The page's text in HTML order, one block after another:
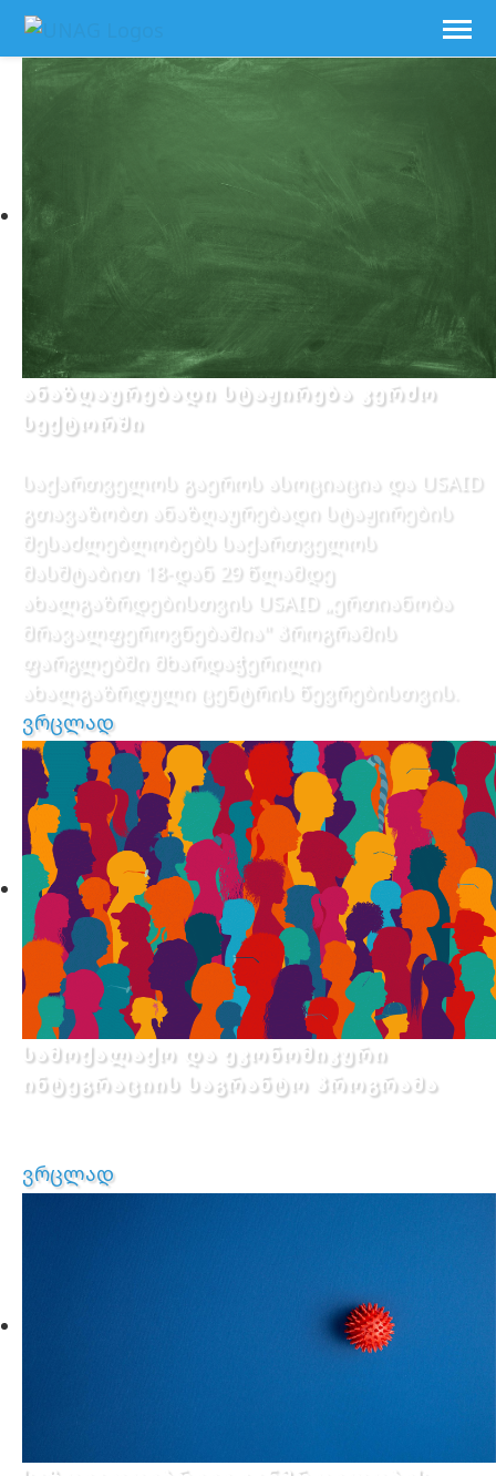
ანაზღაურებადი სტაჟირება კერძო
სექტორში
საქართველოს გაეროს ასოციაცია და USAID
გთავაზობთ ანაზღაურებადი სტაჟირების
შესაძლებლობებს საქართველოს
მასშტაბით 18-დან 29 წლამდე
ახალგაზრდებისთვის USAID „ერთიანობა
მრავალფეროვნებაშია" პროგრამის
ფარგლებში მხარდაჭერილი
ახალგაზრდული ცენტრის წევრებისთვის.
ვრცლად
სამოქალაქო და ეკონომიკური
ინტეგრაციის საგრანტო პროგრამა
ვრცლად